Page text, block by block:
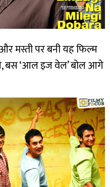
मस्ती पर बनी यह फिल्म
बस ‘आल इज वेल’ बोल आगे